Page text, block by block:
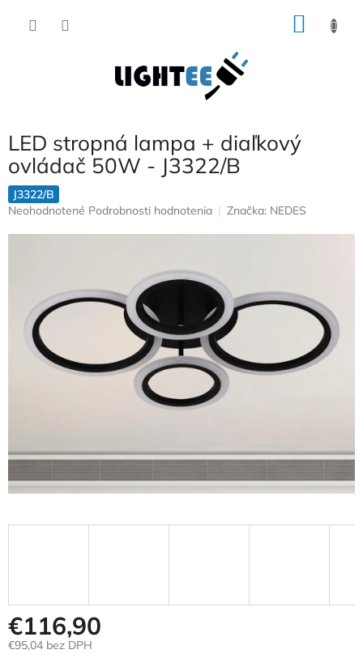
LED stropná lampa + diaľkový
ovládač 50W - J3322/B
J3322/B
Priemerné
hviezdičiek.
Neohodnotené Podrobnosti hodnotenia Značka: NEDES
€116,90
€95,04 bez DPH